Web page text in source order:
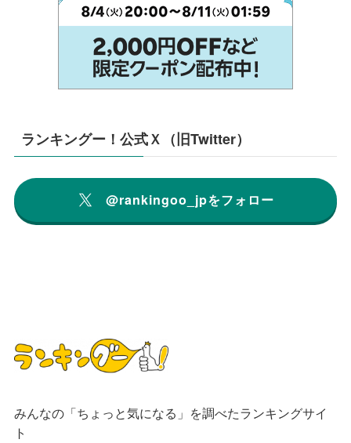
ランキングー！公式Ｘ（旧Twitter）
@rankingoo_jpをフォロー
みんなの「ちょっと気になる」を調べたランキングサイ
ト